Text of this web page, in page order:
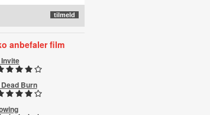
anbefaler film
Burn